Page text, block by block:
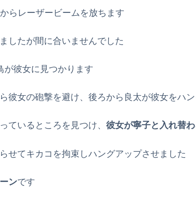
らレーザービームを放ちます
したが間に合いませんでした
が彼女に見つかります
彼女の砲撃を避け、後ろから良太が彼女をハ
ているところを見つけ、 彼女が寧子と入れ替
せてキカコを拘束しハングアップさせました
ンです